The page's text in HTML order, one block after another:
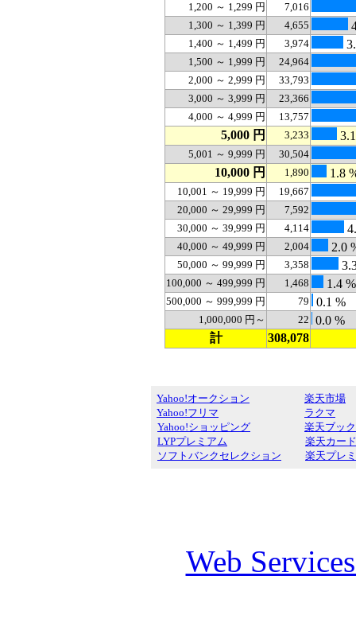
1,200 ～ 1,299 円
7,016
1,300 ～ 1,399 円
4,655
1,400 ～ 1,499 円 3,974
1,500 ～ 1,999 円
24,964
2,000 ～ 2,999 円
33,793
3,000 ～ 3,999 円
23,366
4,000 ～ 4,999 円
13,757
5,000 円 3,233
5,001 ～ 9,999 円 30,504
10,000 円 1,890 1.8
10,001 ～ 19,999 円
19,667
20,000 ～ 29,999 円
7,592
30,000 ～ 39,999 円
4,114
40,000 ～ 49,999 円 2,004 2.0
50,000 ～ 99,999 円 3,358
100,000 ～ 499,999 円 1,468 1.4 %
500,000 ～ 999,999 円 79 0.1 %
1,000,000 円～ 22 0.0 %
計
308,078
Yahoo!オークション
Yahoo!フリマ
Yahoo!ショッピング
LYPプレミアム
ソフトバンクセレクション
楽天市場
ラクマ
楽天ブッ
楽天カード
楽天プレ
Web